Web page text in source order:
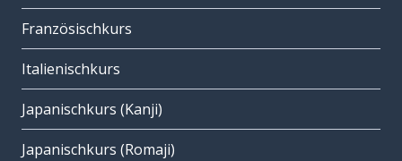
Französischkurs
Italienischkurs
Japanischkurs (Kanji)
Japanischkurs (Romaji)